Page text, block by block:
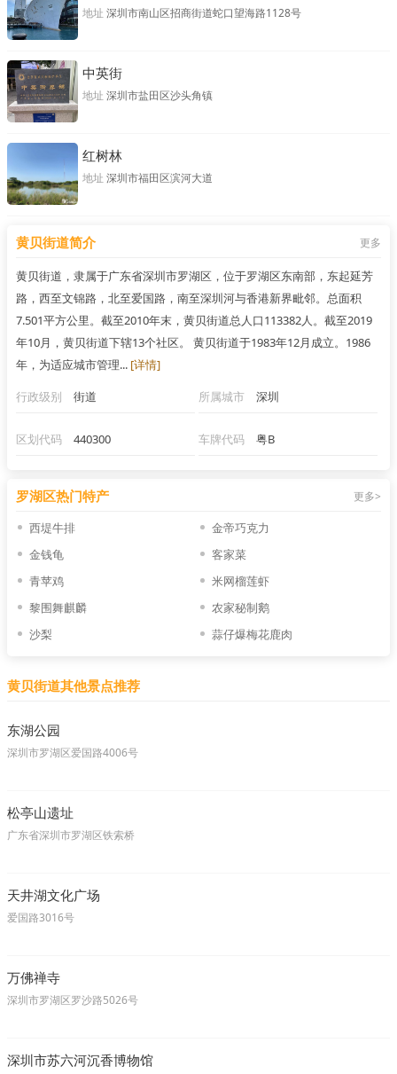
地址 深圳市南山区招商街道蛇口望海路1128号
中英街
地址 深圳市盐田区沙头角镇
红树林
地址 深圳市福田区滨河大道
黄贝街道简介 更多
黄贝街道，隶属于广东省深圳市罗湖区，位于罗湖区东南部，东起延芳
路，西至文锦路，北至爱国路，南至深圳河与香港新界毗邻。总面积
7.501平方公里。截至2010年末，黄贝街道总人口113382人。截至2019
年10月，黄贝街道下辖13个社区。 黄贝街道于1983年12月成立。1986
年，为适应城市管理... [详情]
行政级别
街道 所属城市 深圳
区划代码 440300 车牌代码 粤B
罗湖区热门特产 更多>
西堤牛排
金帝巧克力
金钱龟
客家菜
青苹鸡
米网榴莲虾
黎围舞麒麟
农家秘制鹅
沙梨
蒜仔爆梅花鹿肉
黄贝街道其他景点推荐
东湖公园
深圳市罗湖区爱国路4006号
松亭山遗址
广东省深圳市罗湖区铁索桥
天井湖文化广场
爱国路3016号
万佛禅寺
深圳市罗湖区罗沙路5026号
深圳市苏六河沉香博物馆